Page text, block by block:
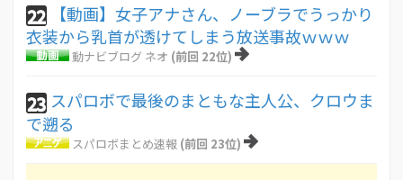
22
【動画】女子アナさん、ノーブラでうっかり
衣装から乳首が透けてしまう放送事故ｗｗｗ
動ナビブログ ネオ (前回 22位)
23 スパロボで最後のまともな主人公、クロウま
で遡る
スパロボまとめ速報 (前回 23位)